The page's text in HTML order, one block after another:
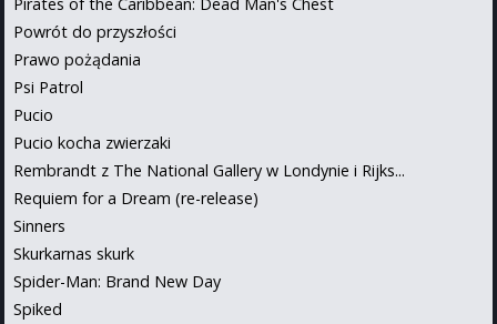
Powrót do przyszłości
Prawo pożądania
Psi Patrol
Pucio
Pucio kocha zwierzaki
Rembrandt z The National Gallery w Londynie i Rijks...
Requiem for a Dream (re-release)
Sinners
Skurkarnas skurk
Spider-Man: Brand New Day
Spiked